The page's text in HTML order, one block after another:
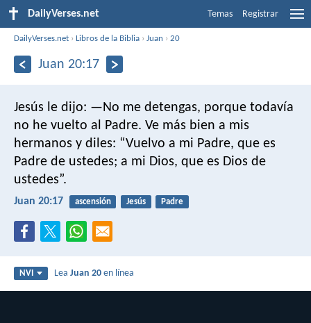
DailyVerses.net Temas Registrar
DailyVerses.net ›Libros de la Biblia ›Juan ›20
Juan 20:17
Jesús le dijo: —No me detengas, porque todavía
no he vuelto al Padre. Ve más bien a mis
hermanos y diles: “Vuelvo a mi Padre, que es
Padre de ustedes; a mi Dios, que es Dios de
ustedes”.
Juan 20:17 ascensión Jesús Padre
NVI LeaJuan 20 en línea